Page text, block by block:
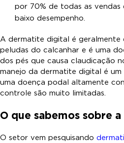
por 70% de todas as
baixo desempenho.
A dermatite digital é geralmente
peludas do calcanhar e é uma
dos pés que causa claudicação
manejo da dermatite digital é
uma doença podal altamente
controle são muito limitadas.
O que sabemos sobre
O setor vem pesquisando